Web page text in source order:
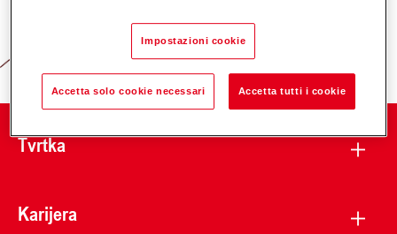
Tvrtka
Karijera
Impostazioni cookie
Accetta solo cookie necessari Accetta tutti i cookie